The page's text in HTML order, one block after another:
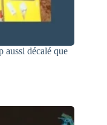
décalé que